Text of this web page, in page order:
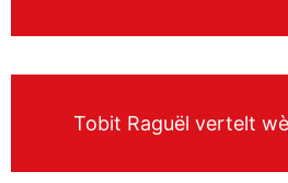
Tobit Raguël vertelt